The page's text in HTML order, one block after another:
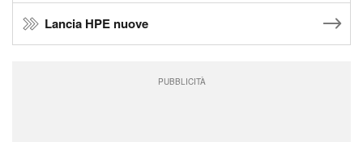
Lancia HPE nuove
PUBBLICITÀ